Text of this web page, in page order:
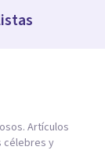
Artículos
célebres y